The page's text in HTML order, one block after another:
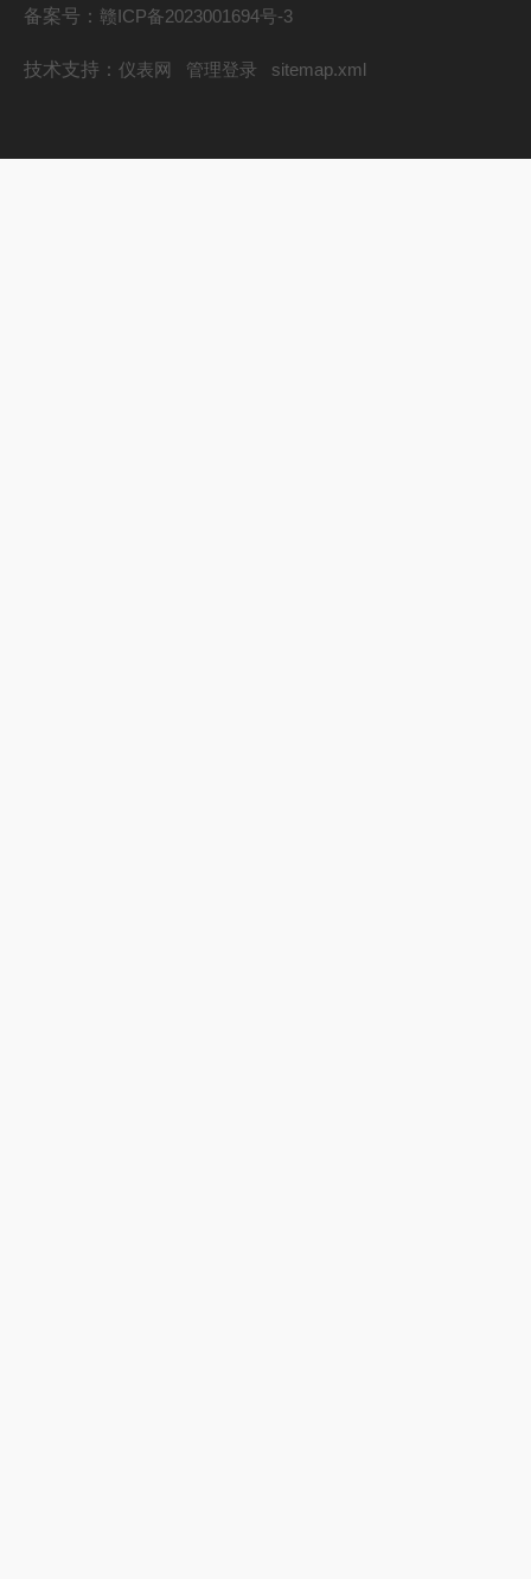
备案号： 赣ICP备2023001694号-3
技术支持： 仪表网 管理登录 sitemap.xml